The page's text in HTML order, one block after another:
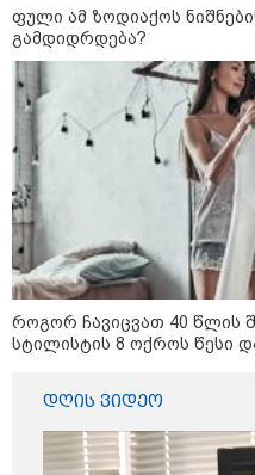
კატეგორიის ყველა
მკითხველის რჩევით
ფული ამ ზოდიაქოს
გამდიდრდება?
როგორ ჩავიცვათ 40 წლის
სტილისტის 8 ოქროს წესი
დღის ვიდეო